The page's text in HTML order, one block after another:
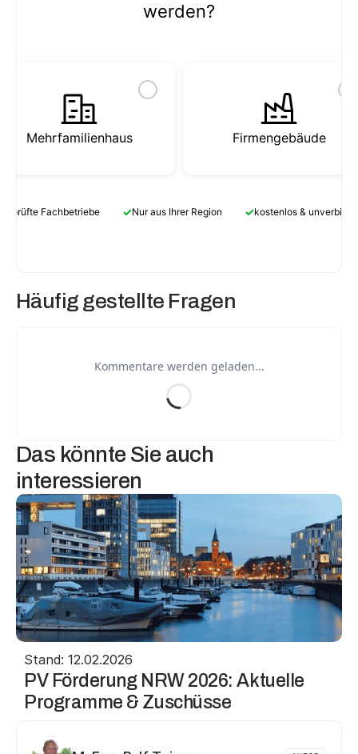
werden?
Mehrfamilienhaus Firmengebäude
Fachbetriebe ✓Nur aus Ihrer Region ✓kostenlos &
Häufig gestellte Fragen
Kommentare werden geladen...
Das könnte Sie auch
interessieren
Stand: 12.02.2026
PV Förderung NRW 2026: Aktuelle
Programme & Zuschüsse